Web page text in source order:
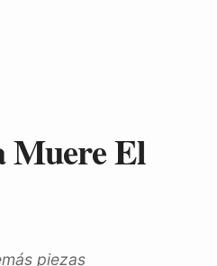
Muere El
piezas